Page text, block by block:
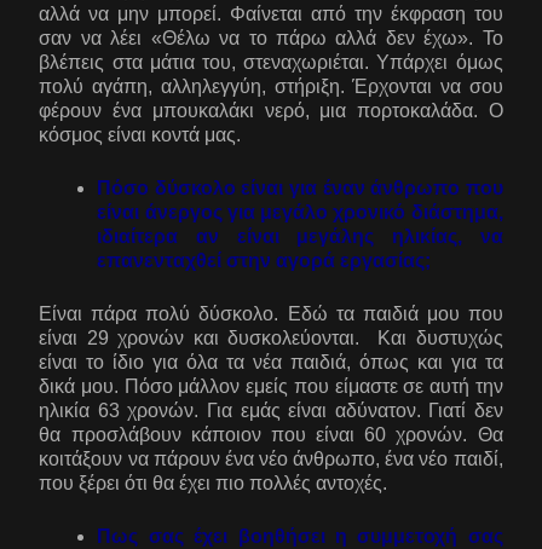
αλλά να μην μπορεί. Φαίνεται από την έκφραση του
σαν να λέει «Θέλω να το πάρω αλλά δεν έχω». Το
βλέπεις στα μάτια του, στεναχωριέται. Υπάρχει όμως
πολύ αγάπη, αλληλεγγύη, στήριξη. Έρχονται να σου
φέρουν ένα μπουκαλάκι νερό, μια πορτοκαλάδα. Ο
κόσμος είναι κοντά μας.
Πόσο δύσκολο είναι για έναν άνθρωπο που
είναι άνεργος για μεγάλο χρονικό διάστημα,
ιδιαίτερα αν είναι μεγάλης ηλικίας, να
επανενταχθεί στην αγορά εργασίας;
Είναι πάρα πολύ δύσκολο. Εδώ τα παιδιά μου που
είναι 29 χρονών και δυσκολεύονται. Και δυστυχώς
είναι το ίδιο για όλα τα νέα παιδιά, όπως και για τα
δικά μου. Πόσο μάλλον εμείς που είμαστε σε αυτή την
ηλικία 63 χρονών. Για εμάς είναι αδύνατον. Γιατί δεν
θα προσλάβουν κάποιον που είναι 60 χρονών. Θα
κοιτάξουν να πάρουν ένα νέο άνθρωπο, ένα νέο παιδί,
που ξέρει ότι θα έχει πιο πολλές αντοχές.
Πως σας έχει βοηθήσει η συμμετοχή σας